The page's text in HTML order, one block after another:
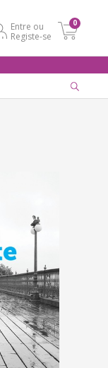
Entre ou
Registe-se
0